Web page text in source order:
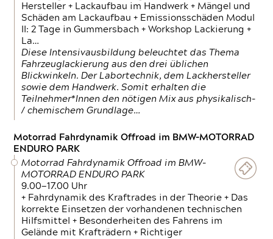
Hersteller + Lackaufbau im Handwerk + Mängel und
Schäden am Lackaufbau + Emissionsschäden Modul
II: 2 Tage in Gummersbach + Workshop Lackierung +
La…
Diese Intensivausbildung beleuchtet das Thema
Fahrzeuglackierung aus den drei üblichen
Blickwinkeln. Der Labortechnik, dem Lackhersteller
sowie dem Handwerk. Somit erhalten die
Teilnehmer*Innen den nötigen Mix aus physikalisch-
/ chemischem Grundlage…
Motorrad Fahrdynamik Offroad im BMW-MOTORRAD
ENDURO PARK
Motorrad Fahrdynamik Offroad im BMW-
MOTORRAD ENDURO PARK
9.00—17.00 Uhr
+ Fahrdynamik des Kraftrades in der Theorie + Das
korrekte Einsetzen der vorhandenen technischen
Hilfsmittel + Besonderheiten des Fahrens im
Gelände mit Krafträdern + Richtiger